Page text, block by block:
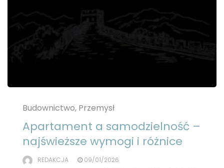
Budownictwo, Przemysł
Apartament a samodzielność –
najświeższe wymogi i różnice
REDAKCJA 09/01/2026